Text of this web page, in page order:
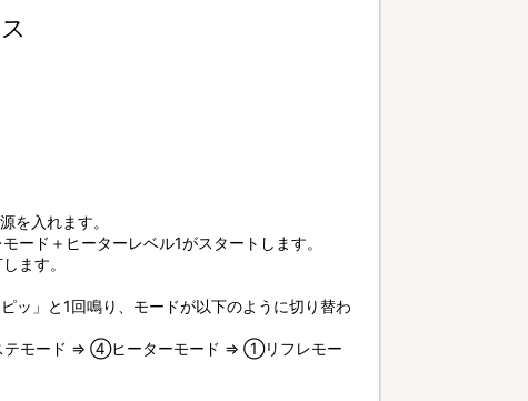
を入れます。
ード＋ヒーターレベル1がスタートします。
ます。
ッ」と1回鳴り、モードが以下のように切り替わ
モード ⇒ ④ヒーターモード ⇒ ①リフレモー